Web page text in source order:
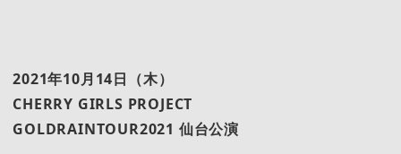
2021年10月14日（木）
CHERRY GIRLS PROJECT
GOLDRAINTOUR2021 仙台公演